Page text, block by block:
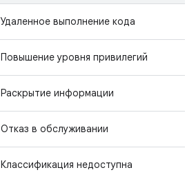
Удаленное выполнение кода
Повышение уровня привилегий
Раскрытие информации
Отказ в обслуживании
Классификация недоступна